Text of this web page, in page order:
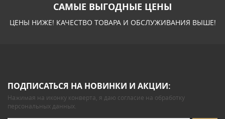
САМЫЕ ВЫГОДНЫЕ ЦЕНЫ
ЦЕНЫ НИЖЕ! КАЧЕСТВО ТОВАРА И ОБСЛУЖИВАНИЯ ВЫШЕ!
ПОДПИСАТЬСЯ НА НОВИНКИ И АКЦИИ:
Нажимая на иконку конверта, я даю согласие на обработку
персональных данных.